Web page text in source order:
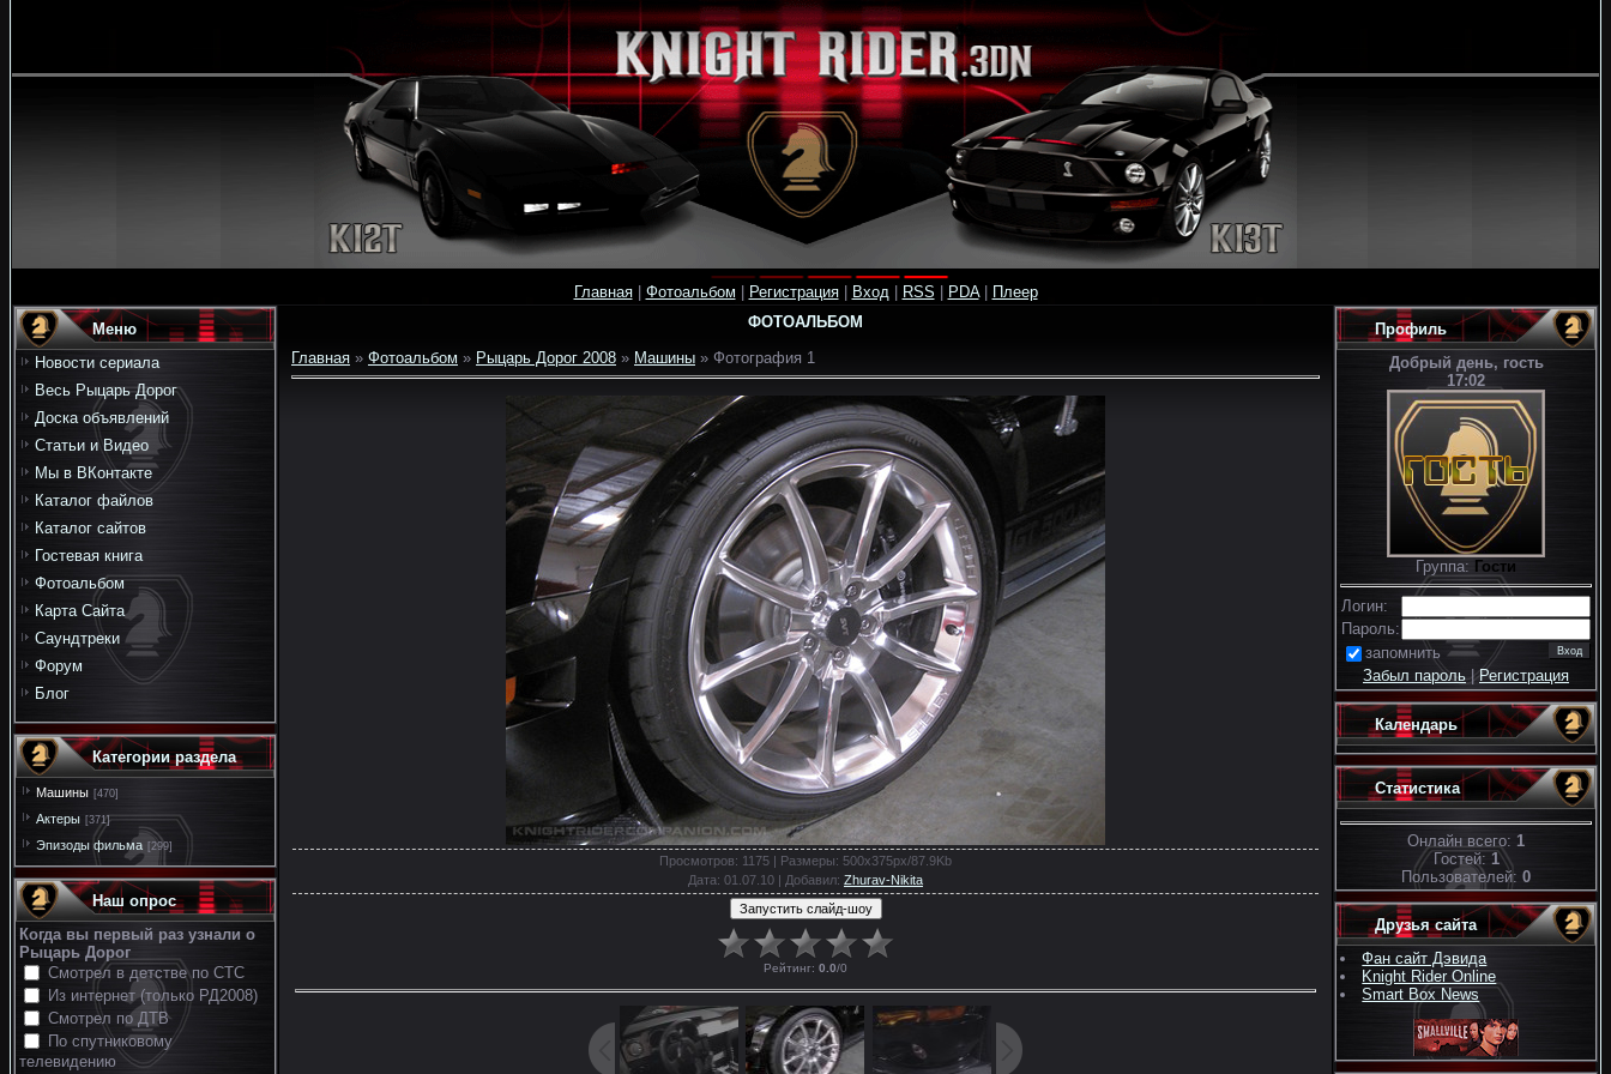
Главная| Фотоальбом Регистрация| Вход| RSS PDA| Плеер
Меню
Новости сериала
Весь Рыцарь Дорог
Доска объявлений
Статьи и Видео
Мы в ВКонтакте
Каталог файлов
Каталог сайтов
Гостевая книга
Фотоальбом
Карта Сайта
Саундтреки
Форум
Блог
Категории раздела
Машины [470]
Актеры [371]
Эпизоды фильма [299]
Наш опрос
Когда вы первый раз узнали о
Рыцарь Дорог
Смотрел в детстве по СТС
Из интернет (только РД2008)
Смотрел по ДТВ
По спутниковому
телевидению
ФОТОАЛЬБОМ
Главная » Фотоальбом » Рыцарь Дорог 2008 » Машины » Фотография 1
Просмотров: 1175 | Размеры: 500x375px/87.9Kb
Дата: 01.07.10 | Добавил: Zhurav-Nikita
Рейтинг: 0.0/0
Профиль
Добрый день, гость
17:02
Группа: Гости
Логин:
Пароль:
запомнить
Забыл пароль|Регистрация
Календарь
Статистика
Онлайн всего: 1
Гостей: 1
Пользователей: 0
Друзья сайта
Фан сайт Дэвида
Knight Rider Online
Smart Box News